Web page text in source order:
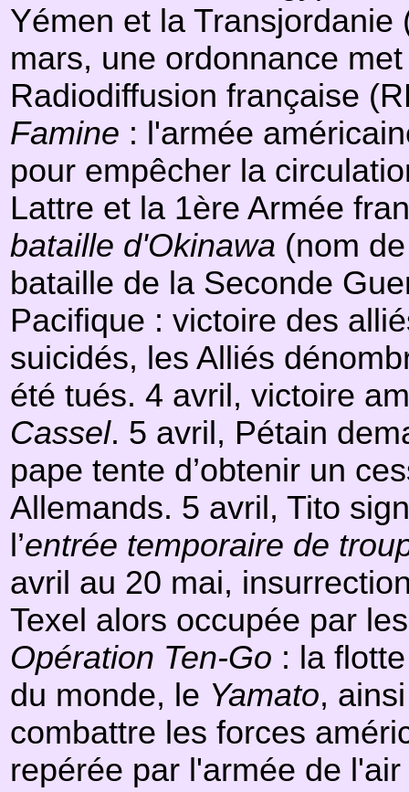
Yémen et la
mars, une ordonnance
Radiodiffusion française
Famine : l'armée
pour empêcher la
Lattre et la 1ère Armée
bataille d'Okinawa (nom
bataille de la Seconde
Pacifique : victoire des
suicidés, les Alliés
été tués. 4 avril, victoire
Cassel. 5 avril, Pétain
pape tente d’obtenir un
Allemands. 5 avril, Tito
l’entrée temporaire de
avril au 20 mai,
Texel alors occupée par
Opération Ten-Go : la
du monde, le Yamato,
combattre les forces
repérée par l'armée de